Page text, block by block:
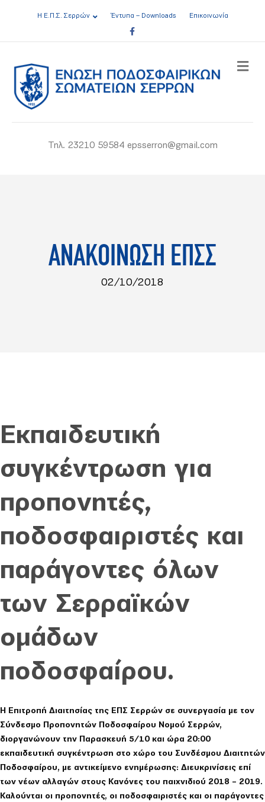
Η Ε.Π.Σ. Σερρών Έντυπα – Downloads
Επικοινωνία
Facebook
Τηλ. 23210 59584 epsserron@gmail.com
ΑΝΑΚΟΙΝΩΣΗ ΕΠΣΣ
02/10/2018
Εκπαιδευτική
συγκέντρωση για
προπονητές,
ποδοσφαιριστές και
παράγοντες όλων
των Σερραϊκών
ομάδων
ποδοσφαίρου.
Η Επιτροπή Διαιτησίας της ΕΠΣ Σερρών σε συνεργασία με τον
Σύνδεσμο Προπονητών Ποδοσφαίρου Νομού Σερρών,
διοργανώνουν την Παρασκευή 5/10 και ώρα 20:00
εκπαιδευτική συγκέντρωση στο χώρο του Συνδέσμου Διαιτητών
Ποδοσφαίρου, με αντικείμενο ενημέρωσης: Διευκρινίσεις επί
των νέων αλλαγών στους Κανόνες του παιχνιδιού 2018 – 2019.
Καλούνται οι προπονητές, οι ποδοσφαιριστές και οι παράγοντες